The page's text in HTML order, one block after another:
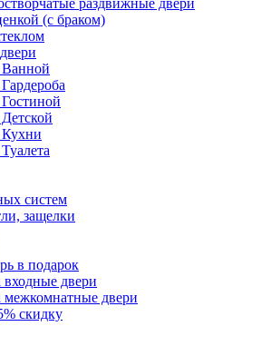
раздвижные двери
(с браком)
Ванной
Кухни
систем
защелки
в подарок
двери
двери
скидку